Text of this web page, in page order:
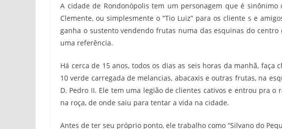
A cidade de Rondonópolis tem um personagem que é
Clemente, ou simplesmente o “Tio Luiz” para os cliente s e
ganha o sustento vendendo frutas numa das esquinas do
uma referência.
Há cerca de 15 anos, todos os dias as seis horas da manhã, faça
10 verde carregada de melancias, abacaxis e outras frutas, na
D. Pedro II. Ele tem uma legião de clientes cativos e entrou pra o
na roça, de onde saiu para tentar a vida na cidade.
Antes de ter seu próprio ponto, ele trabalho como “Silvano do